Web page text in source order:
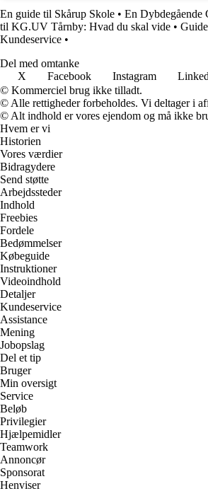
En guide til Skårup Skole • En Dybdegående
til KG.UV Tårnby: Hvad du skal vide •
Kundeservice •
Del med omtanke
X
Facebook Instagram
© Kommerciel brug ikke tilladt.
© Alle rettigheder forbeholdes. Vi deltager i
© Alt indhold er vores ejendom og må ikke
Hvem er vi
Historien
Vores værdier
Bidragydere
Send støtte
Arbejdssteder
Indhold
Freebies
Fordele
Bedømmelser
Købeguide
Instruktioner
Videoindhold
Detaljer
Kundeservice
Assistance
Mening
Jobopslag
Del et tip
Bruger
Min oversigt
Service
Beløb
Privilegier
Hjælpemidler
Teamwork
Annoncør
Sponsorat
Henviser